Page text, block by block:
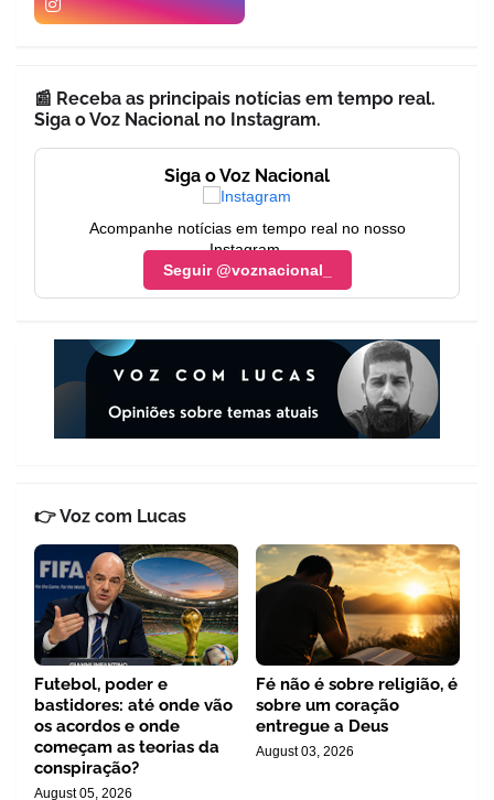
📰 Receba as principais notícias em tempo real.
Siga o Voz Nacional no Instagram.
Siga o Voz Nacional
Acompanhe notícias em tempo real no nosso
Instagram.
Seguir @voznacional_
👉 Voz com Lucas
Futebol, poder e
bastidores: até onde vão
os acordos e onde
começam as teorias da
conspiração?
August 05, 2026
Fé não é sobre religião, é
sobre um coração
entregue a Deus
August 03, 2026